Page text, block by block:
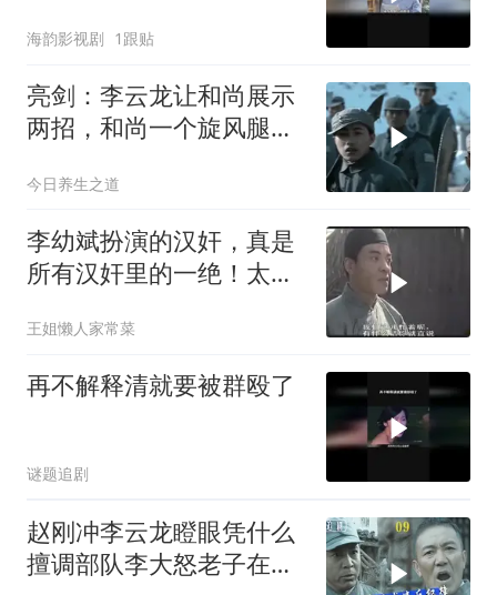
海韵影视剧 1跟贴
亮剑：李云龙让和尚展示
两招，和尚一个旋风腿把
今日养生之道
李幼斌扮演的汉奸，真是
所有汉奸里的一绝！太形
王姐懒人家常菜
再不解释清就要被群殴了
谜题追剧
赵刚冲李云龙瞪眼凭什么
擅调部队李大怒老子在鄂